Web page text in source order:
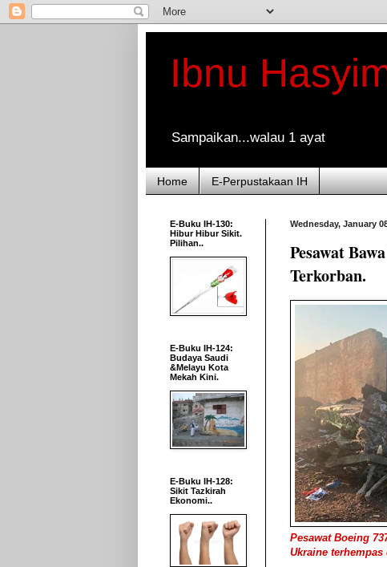
Ibnu
Sampaikan...walau 1 ayat
Home E-Perpustakaan IH
Wednesday, January
Pesawat
Terkorban.
Pesawat Boeing
Ukraine
E-Buku IH-130:
Hibur Hibur Sikit.
Pilihan..
E-Buku IH-124:
Budaya Saudi
&Melayu Kota
Mekah Kini.
E-Buku IH-128:
Sikit Tazkirah
Ekonomi..